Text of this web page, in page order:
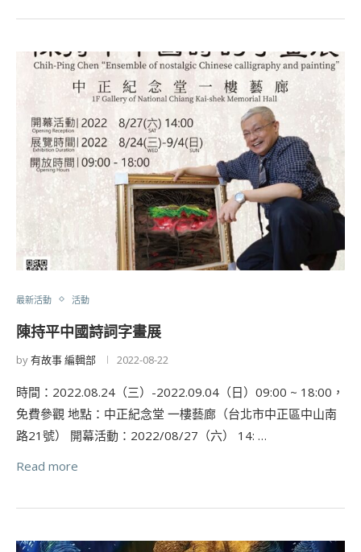
最新活動 活動
陳持平中國詩詞字畫展
by有故事 編輯部 2022-08-22
時間：2022.08.24（三）-2022.09.04（日）09:00 ~ 18:00，
免費參觀 地點：中正紀念堂 一樓藝廊（台北市中正區中山南
路21號） 開幕活動：2022/08/27（六） 14: …
Read more